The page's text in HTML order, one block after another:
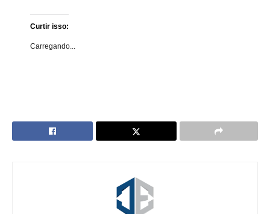
Curtir isso:
Carregando...